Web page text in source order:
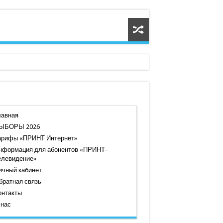
2026
«ПРИНТ Интернет»
для абонентов «ПРИНТ-
кабинет
связь